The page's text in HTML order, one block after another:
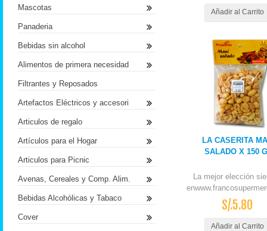
Añadir al Carrito
LA CASERITA
SALADO X 150
La mejor elección
S/.5.80
Añadir al Carrito
Mascotas
Panaderia
Bebidas sin alcohol
Alimentos de primera necesidad
Filtrantes y Reposados
Artefactos Eléctricos y accesori
Articulos de regalo
Artículos para el Hogar
Articulos para Picnic
Avenas, Cereales y Comp. Alim.
Bebidas Alcohólicas y Tabaco
Cover